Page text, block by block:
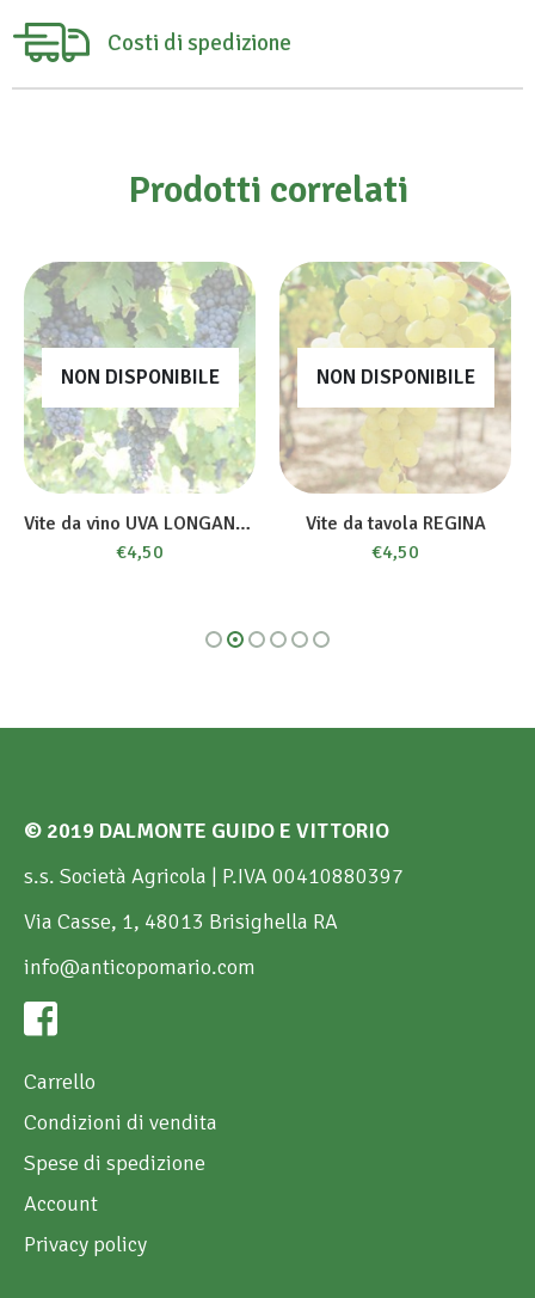
Costi di spedizione
Prodotti correlati
NON DISPONIBILE
Vite da vino UVA LONGANESI
€4,50
NON DISPONIBILE
Vite da tavola REGINA
€4,50
© 2019 DALMONTE GUIDO E VITTORIO
s.s. Società Agricola | P.IVA 00410880397
Via Casse, 1, 48013 Brisighella RA
info@anticopomario.com
Carrello
Condizioni di vendita
Spese di spedizione
Account
Privacy policy